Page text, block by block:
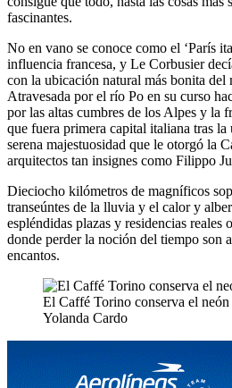
fascinantes.
No en vano se conoce como el ‘París
influencia francesa, y Le Corbusier
con la ubicación natural más bonita del
Atravesada por el río Po en su curso
por las altas cumbres de los Alpes y la
que fuera primera capital italiana tras
serena majestuosidad que le otorgó la
arquitectos tan insignes como Filippo
Dieciocho kilómetros de magníficos
transeúntes de la lluvia y el calor y
espléndidas plazas y residencias reales
donde perder la noción del tiempo son
encantos.
El Caffé Torino conserva el
Yolanda Cardo